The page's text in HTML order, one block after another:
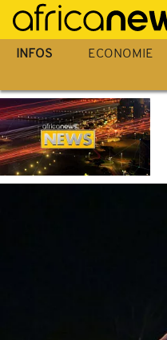
Passer
au
contenu
INFOS ECONOMIE